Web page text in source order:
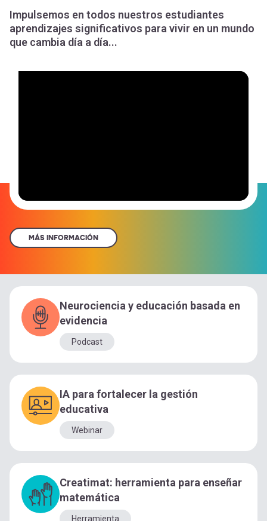
Impulsemos en todos nuestros estudiantes
aprendizajes significativos para vivir en un mundo
que cambia día a día...
MÁS INFORMACIÓN
Neurociencia y educación basada en
evidencia
Podcast
IA para fortalecer la gestión
educativa
Webinar
Creatimat: herramienta para enseñar
matemática
Herramienta